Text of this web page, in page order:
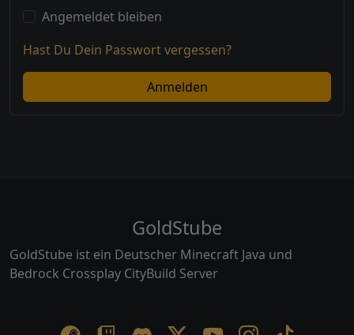
Angemeldet bleiben
Hast Du Dein Passwort vergessen?
Anmelden
GoldStube
GoldStube ist ein Deutscher Minecraft Java und
Bedrock Crossplay CityBuild Server